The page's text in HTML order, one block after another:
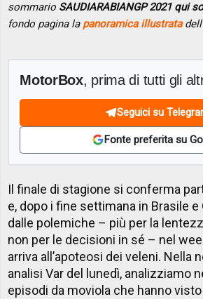
sommario SAUDIARABIANGP 2021 qui
fondo pagina la panoramica illustrata
MotorBox, prima di tutti gli
Seguici su
Fonte preferita su
Il finale di stagione si conferma
e, dopo i fine settimana in Brasile e
dalle polemiche – più per la
non per le decisioni in sé – nel
arriva all’apoteosi dei veleni. Nella
analisi Var del lunedì, analizziamo
episodi da moviola che hanno